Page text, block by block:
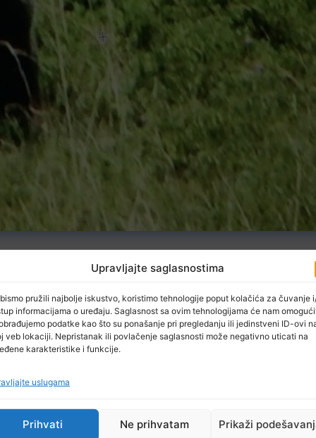
Upravljajte saglasnostima
pružili najbolje iskustvo, koristimo tehnologije poput kolačića za čuvanje
informacijama o uređaju. Saglasnost sa ovim tehnologijama će nam
podatke kao što su ponašanje pri pregledanju ili jedinstveni ID-ovi
veb lokaciji. Nepristanak ili povlačenje saglasnosti može negativno uticati na
karakteristike i funkcije.
uslugama
Prihvati Ne prihvatam Prikaži
Zelengore imaju “bliske susrete”, ali niko nikome
našli kompromis i u branju borovnica i korištenju vode
u planine Ejub Fako kaže u izjavi za Fenu da su susreti s
Fakom često pohodi Zelengoru.
Osvježenje na jezeru tokom ljeta je godilo i medvjedu
kako za njega i Zaima Bešovića s kojim planinari po